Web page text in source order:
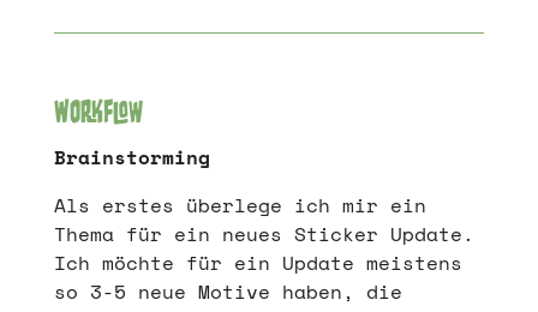
Workflow
Brainstorming
Als erstes überlege ich mir ein
Thema für ein neues Sticker Update.
Ich möchte für ein Update meistens
so 3-5 neue Motive haben, die